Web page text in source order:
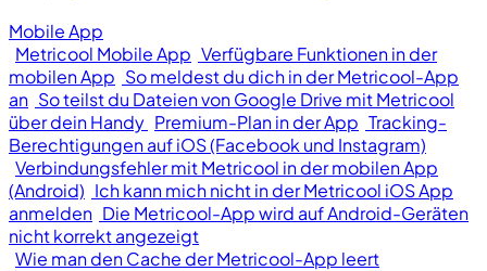
Mobile App
Metricool Mobile App Verfügbare Funktionen in der
mobilen App So meldest du dich in der Metricool-App
an So teilst du Dateien von Google Drive mit Metricool
über dein Handy Premium-Plan in der App Tracking-
Berechtigungen auf iOS (Facebook und Instagram)
Verbindungsfehler mit Metricool in der mobilen App
(Android) Ich kann mich nicht in der Metricool iOS App
anmelden Die Metricool-App wird auf Android-Geräten
nicht korrekt angezeigt
Wie man den Cache der Metricool-App leert